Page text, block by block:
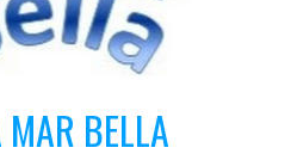
BELLA